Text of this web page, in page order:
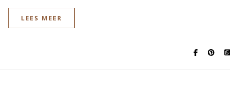
LEES MEER